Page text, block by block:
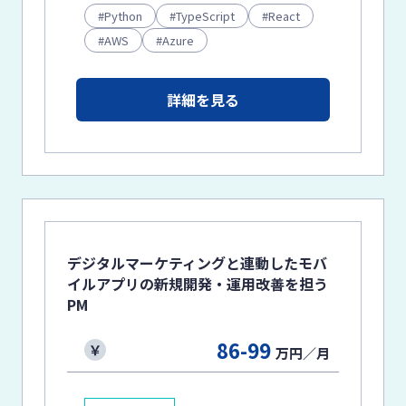
Python TypeScript
React
AWS
Azure
詳細を見る
デジタルマーケティングと連動したモバ
イルアプリの新規開発・運用改善を担う
PM
86-99万円／月